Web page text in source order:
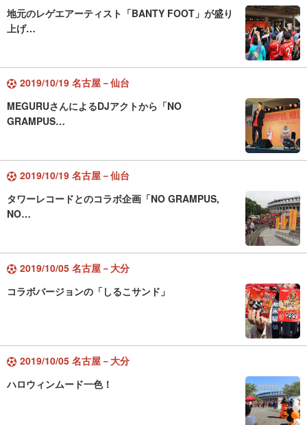
地元のレゲエアーティスト「BANTY FOOT」が盛り
上げ…
2019/10/19 名古屋－仙台
MEGURUさんによるDJアクトから「NO
GRAMPUS…
2019/10/19 名古屋－仙台
タワーレコードとのコラボ企画「NO GRAMPUS,
NO…
2019/10/05 名古屋－大分
コラボバージョンの「しるこサンド」
2019/10/05 名古屋－大分
ハロウィンムード一色！